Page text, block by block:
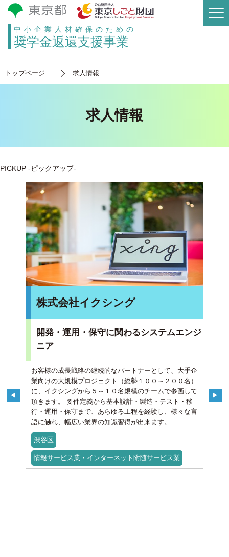
中小企業人材確保のための
奨学金返還支援事業
トップページ 求人情報
求人情報
PICKUP -ピックアップ-
株式会社イクシング
開発・運用・保守に関わるシステムエンジ
ニア
お客様の成長戦略の継続的なパートナーとして、大手企
業向けの大規模プロジェクト（総勢１００～２００名）
に、イクシングから５～１０名規模のチームで参画して
頂きます。 要件定義から基本設計・製造・テスト・移
行・運用・保守まで、あらゆる工程を経験し、様々な言
語に触れ、幅広い業界の知識習得が出来ます。
渋谷区
情報サービス業・インターネット附随サービス業